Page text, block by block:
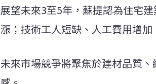
展望未來3至5年，蘇提認為住宅
漲；技術工人短缺、人工費用增
未來市場競爭將聚焦於建材品質